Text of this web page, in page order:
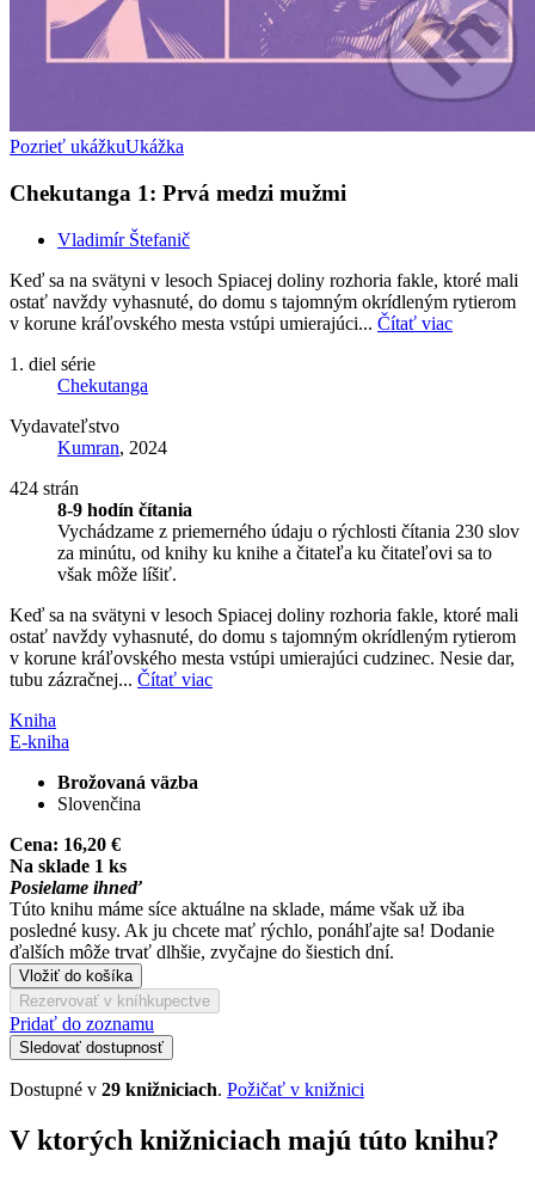
Pozrieť ukážkuUkážka
Chekutanga 1: Prvá medzi mužmi
Vladimír Štefanič
Keď sa na svätyni v lesoch Spiacej doliny rozhoria fakle, ktoré mali
ostať navždy vyhasnuté, do domu s tajomným okrídleným rytierom
v korune kráľovského mesta vstúpi umierajúci... Čítať viac
1. diel série
Chekutanga
Vydavateľstvo
Kumran, 2024
424 strán
8-9 hodín čítania
Vychádzame z priemerného údaju o rýchlosti čítania 230 slov
za minútu, od knihy ku knihe a čitateľa ku čitateľovi sa to
však môže líšiť.
Keď sa na svätyni v lesoch Spiacej doliny rozhoria fakle, ktoré mali
ostať navždy vyhasnuté, do domu s tajomným okrídleným rytierom
v korune kráľovského mesta vstúpi umierajúci cudzinec. Nesie dar,
tubu zázračnej... Čítať viac
Kniha
E-kniha
Brožovaná väzba
Slovenčina
Cena: 16,20 €
Na sklade 1 ks
Posielame ihneď
Túto knihu máme síce aktuálne na sklade, máme však už iba
posledné kusy. Ak ju chcete mať rýchlo, ponáhľajte sa! Dodanie
ďalších môže trvať dlhšie, zvyčajne do šiestich dní.
Vložiť do košíka
Rezervovať v kníhkupectve
Pridať do zoznamu
Sledovať dostupnosť
Dostupné v 29 knižniciach. Požičať v knižnici
V ktorých knižniciach majú túto knihu?